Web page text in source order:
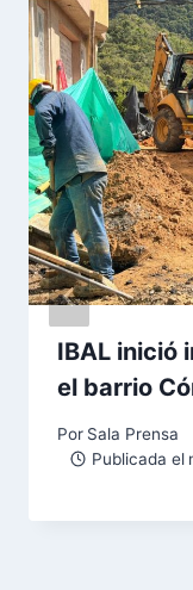
IBAL inició
el barrio
Por Sala Prensa
Publicada el